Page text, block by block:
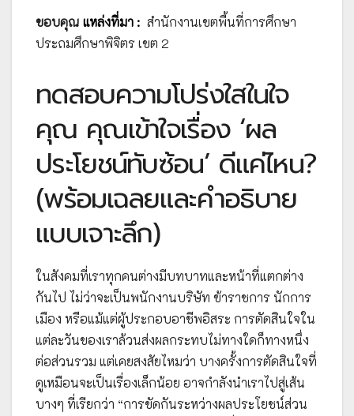
ขอบคุณ แหล่งที่มา : สำนักงานเขตพื้นที่การศึกษา
ประถมศึกษาพิจิตร เขต 2
ทดสอบความโปร่งใสในใจ
คุณ คุณเข้าใจเรื่อง ‘ผล
ประโยชน์ทับซ้อน’ ดีแค่ไหน?
(พร้อมเฉลยและคำอธิบาย
แบบเจาะลึก)
ในสังคมที่เราทุกคนต่างมีบทบาทและหน้าที่แตกต่าง
กันไป ไม่ว่าจะเป็นพนักงานบริษัท ข้าราชการ นักการ
เมือง หรือแม้แต่ผู้ประกอบอาชีพอิสระ การตัดสินใจใน
แต่ละวันของเราล้วนส่งผลกระทบไม่ทางใดก็ทางหนึ่ง
ต่อส่วนรวม แต่เคยสงสัยไหมว่า บางครั้งการตัดสินใจที่
ดูเหมือนจะเป็นเรื่องเล็กน้อย อาจกำลังนำเราไปสู่เส้น
บางๆ ที่เรียกว่า “การขัดกันระหว่างผลประโยชน์ส่วน